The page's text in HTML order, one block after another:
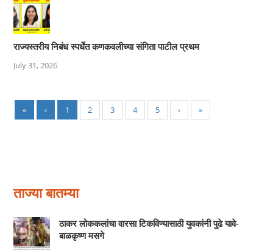
राज्यस्तरीय निबंध स्पर्धेत कणकवलीच्या संगिता पाटील प्रथम
July 31, 2026
« ‹ 1 2 3 4 5 › »
ताज्या बातम्या
ठाकर लोककलांचा वारसा टिकविण्यासाठी युवकांनी पुढे यावे-
बाळकृष्ण मसगे